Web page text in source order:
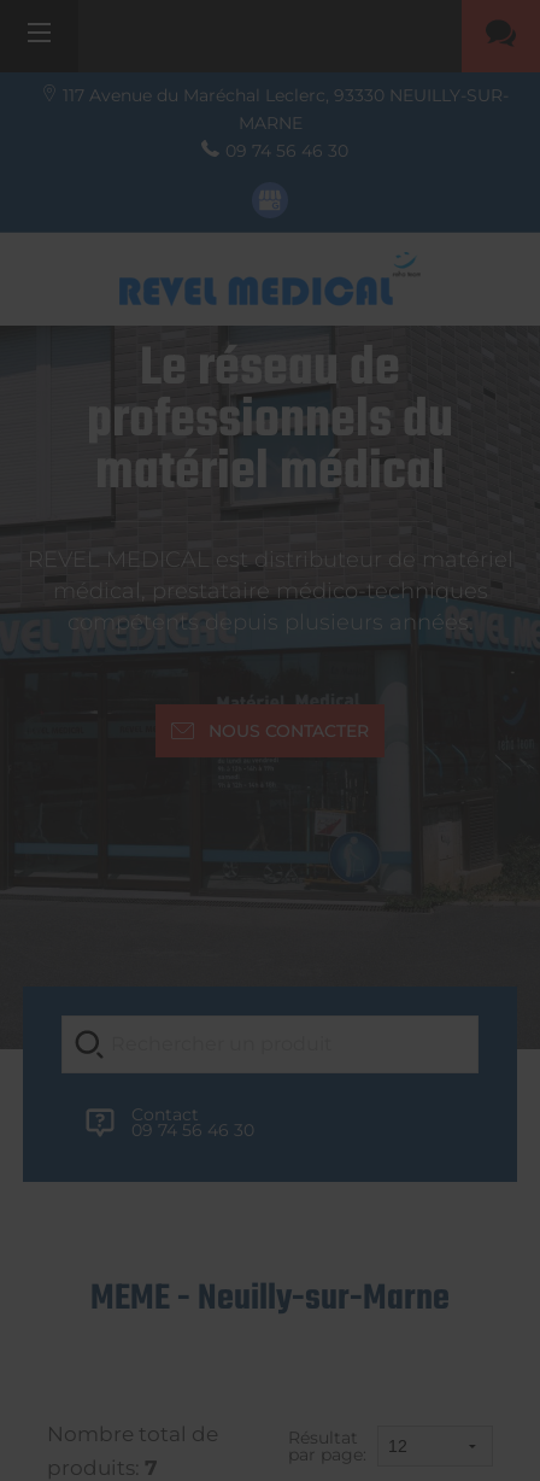
117 Avenue du Maréchal Leclerc, 93330 NEUILLY-SUR-
MARNE
09 74 56 46 30
Le réseau de
professionnels du
matériel médical
REVEL MEDICAL est distributeur de matériel
médical, prestataire médico-techniques
compétents depuis plusieurs années.
NOUS CONTACTER
Contact
09 74 56 46 30
MEME - Neuilly-sur-Marne
Nombre total de
produits: 7
Résultat
par page: